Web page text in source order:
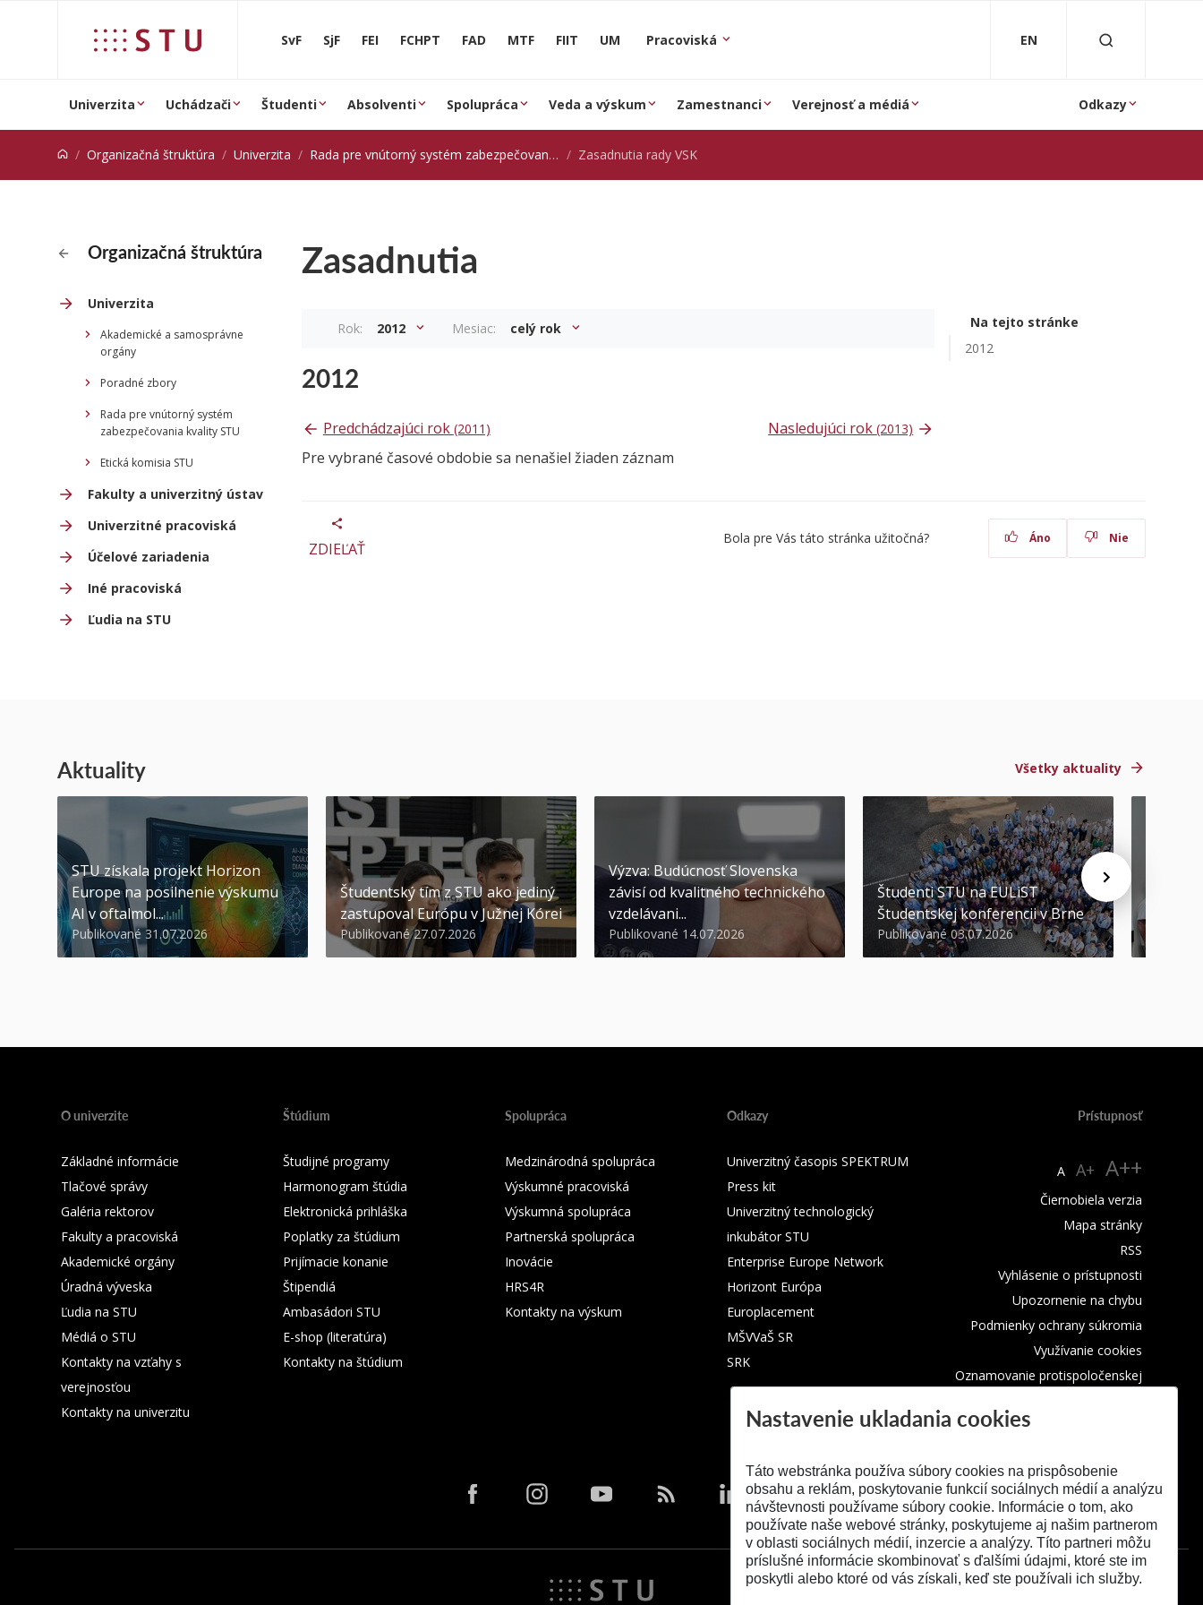
SvF SjF FEI FCHPT FAD MTF FIIT UM Pracoviská EN
Univerzita Uchádzači Študenti Absolventi Spolupráca Veda a výskum Zamestnanci Verejnosť a médiá Odkazy
Organizačná štruktúra Univerzita Rada pre vnútorný systém zabezpečovania kvality STU Zasadnutia rady VSK
Organizačná štruktúra
Univerzita
Akademické a samosprávne
orgány
Poradné zbory
Rada pre vnútorný systém
zabezpečovania kvality STU
Etická komisia STU
Fakulty a univerzitný ústav
Univerzitné pracoviská
Účelové zariadenia
Iné pracoviská
Ľudia na STU
Zasadnutia
Na tejto stránke
2012
Rok: 2012 Mesiac: celý rok
2012
Predchádzajúci rok (2011) Nasledujúci rok(2013)
Pre vybrané časové obdobie sa nenašiel žiaden záznam
ZDIEĽAŤ
Bola pre Vás táto stránka užitočná? Áno Nie
Aktuality Všetky aktuality
STU získala projekt Horizon
Europe na posilnenie výskumu
AI v oftalmol...
Publikované 31.07.2026
Študentský tím z STU ako jediný
zastupoval Európu v Južnej Kórei
Publikované 27.07.2026
Výzva: Budúcnosť Slovenska
závisí od kvalitného technického
vzdelávani...
Publikované 14.07.2026
Študenti STU na EULiST
Študentskej konferencii v Brne
Publikované 03.07.2026
O univerzite
Základné informácie
Tlačové správy
Galéria rektorov
Fakulty a pracoviská
Akademické orgány
Úradná výveska
Ľudia na STU
Médiá o STU
Kontakty na vzťahy s
verejnosťou
Kontakty na univerzitu
Štúdium
Študijné programy
Harmonogram štúdia
Elektronická prihláška
Poplatky za štúdium
Prijímacie konanie
Štipendiá
Ambasádori STU
E-shop (literatúra)
Kontakty na štúdium
Spolupráca
Medzinárodná spolupráca
Výskumné pracoviská
Výskumná spolupráca
Partnerská spolupráca
Inovácie
HRS4R
Kontakty na výskum
Odkazy
Univerzitný časopis SPEKTRUM
Press kit
Univerzitný technologický
inkubátor STU
Enterprise Europe Network
Horizont Európa
Europlacement
MŠVVaŠ SR
SRK
Prístupnosť
A A+ A++
Čiernobiela verzia
Mapa stránky
RSS
Vyhlásenie o prístupnosti
Upozornenie na chybu
Podmienky ochrany súkromia
Využívanie cookies
Oznamovanie protispoločenskej
Nastavenie ukladania cookies
Táto webstránka používa súbory cookies na prispôsobenie
obsahu a reklám, poskytovanie funkcií sociálnych médií a analýzu
návštevnosti používame súbory cookie. Informácie o tom, ako
používate naše webové stránky, poskytujeme aj našim partnerom
v oblasti sociálnych médií, inzercie a analýzy. Títo partneri môžu
príslušné informácie skombinovať s ďalšími údajmi, ktoré ste im
poskytli alebo ktoré od vás získali, keď ste používali ich služby.